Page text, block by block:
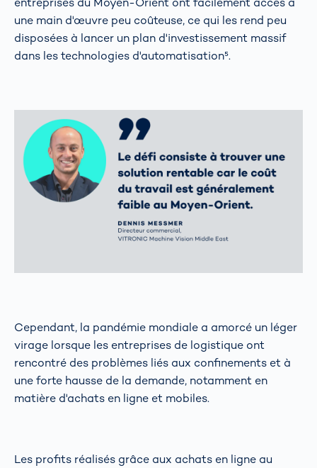
une main d'œuvre peu coûteuse, ce qui les rend peu
disposées à lancer un plan d'investissement massif
dans les technologies d'automatisation⁵.
Cependant, la pandémie mondiale a amorcé un léger
virage lorsque les entreprises de logistique ont
rencontré des problèmes liés aux confinements et à
une forte hausse de la demande, notamment en
matière d'achats en ligne et mobiles.
Les profits réalisés grâce aux achats en ligne au